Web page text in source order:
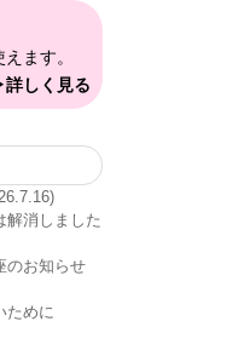
ます。
しく見る
解消しました
のお知らせ
ために